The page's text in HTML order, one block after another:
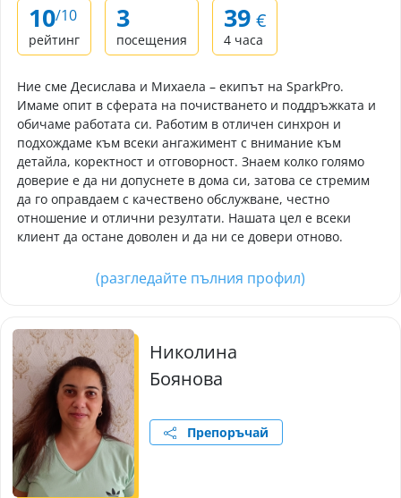
10/10
рейтинг
3
посещения
39 €
4 часа
Ние сме Десислава и Михаела – екипът на SparkPro.
Имаме опит в сферата на почистването и поддръжката и
обичаме работата си. Работим в отличен синхрон и
подхождаме към всеки ангажимент с внимание към
детайла, коректност и отговорност. Знаем колко голямо
доверие е да ни допуснете в дома си, затова се стремим
да го оправдаем с качествено обслужване, честно
отношение и отлични резултати. Нашата цел е всеки
клиент да остане доволен и да ни се довери отново.
(разгледайте пълния профил)
Николина
Боянова
Препоръчай